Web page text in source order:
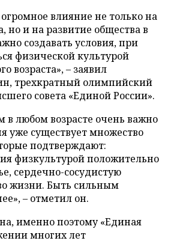
влияние не только на
но и на развитие общества в
создавать условия, при
физической культурой
возраста», – заявил
трехкратный олимпийский
совета «Единой России».
в любом возрасте очень важно
уже существует множество
подтверждают:
физкультурой положительно
сердечно-сосудистую
жизни. Быть сильным
– отметил он.
именно поэтому «Единая
многих лет